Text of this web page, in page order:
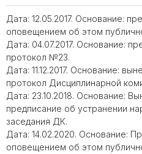
Дата: 12.05.2017. Основание:
оповещением об этом
Дата: 04.07.2017. Основание:
протокол №23.
Дата: 11.12.2017. Основание:
протокол Дисциплинарной
Дата: 23.10.2018. Основание:
предписание об устранении
заседания ДК.
Дата: 14.02.2020. Основание:
оповещением об этом